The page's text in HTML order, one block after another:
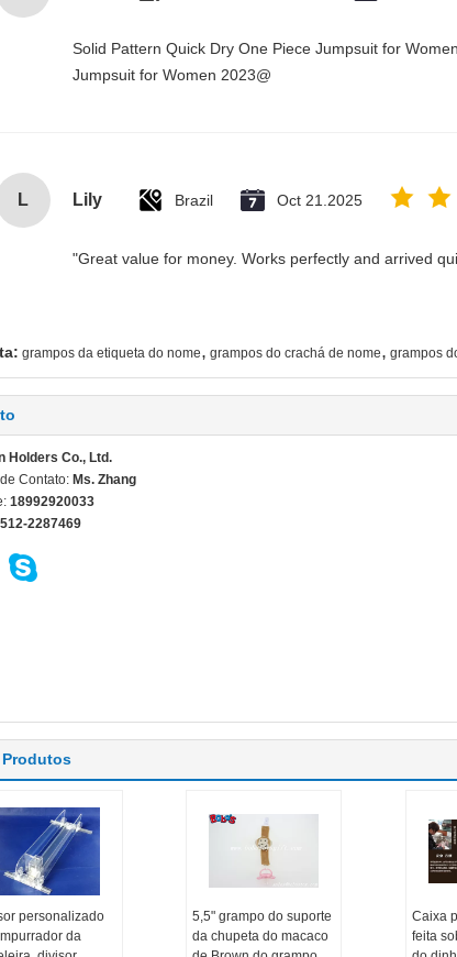
Solid Pattern Quick Dry One Piece Jumpsuit for
Jumpsuit for Women 2023@
L Lily Brazil Oct 21.2025
"Great value for money. Works perfectly and arrived
grampos da etiqueta do nome, grampos do crachá de nome, grampos
Holders Co., Ltd.
Contato: Ms. Zhang
18992920033
2287469
personalizado
da
5,5" grampo do suporte
da chupeta do macaco
Caixa
feita